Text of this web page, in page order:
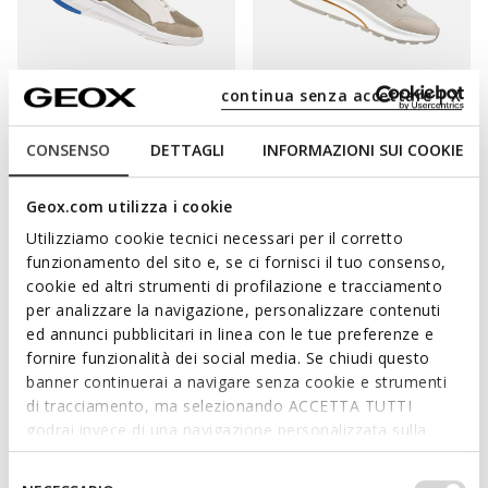
CONSENSO DETTAGLI INFORMAZIONI SUI COOKIE
Geox.com utilizza i cookie
Utilizziamo cookie tecnici necessari per il corretto
funzionamento del sito e, se ci fornisci il tuo consenso,
cookie ed altri strumenti di profilazione e tracciamento
per analizzare la navigazione, personalizzare contenuti
ed annunci pubblicitari in linea con le tue preferenze e
fornire funzionalità dei social media. Se chiudi questo
banner continuerai a navigare senza cookie e strumenti
di tracciamento, ma selezionando ACCETTA TUTTI
godrai invece di una navigazione personalizzata sulla
base dei tuoi gusti ed interessi. Selezionando
IMPOSTAZIONI potrai anche scegliere quali cookies ed
continua senza accettare | X
VITTOUR PLUS UOMO
5 COLORI
Price reduced from
to
€59,94Prezzo precedente -2%
URBANGLIDER UOMO
€75,00 Prezzo precedente -2%